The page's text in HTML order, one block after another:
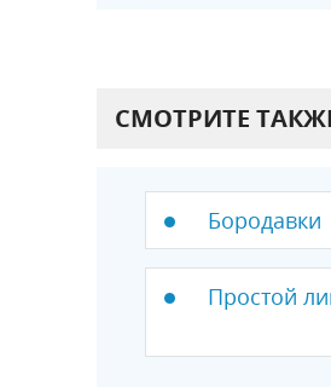
СМОТРИТЕ
Бородавки
Простой